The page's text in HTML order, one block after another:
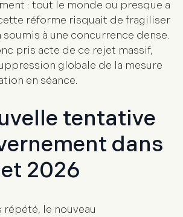
: tout le monde ou presque a
réforme risquait de fragiliser
à une concurrence dense.
pris acte de ce rejet massif,
globale de la mesure
en séance.
tentative
dans
2026
répété, le nouveau